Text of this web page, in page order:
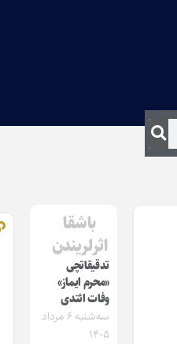
باشقا
اثرلریندن
تدقیقاتچی
«محرم ایماز»
وفات ائتدی
سه‌شنبه ۶ مرداد
۱۴۰۵